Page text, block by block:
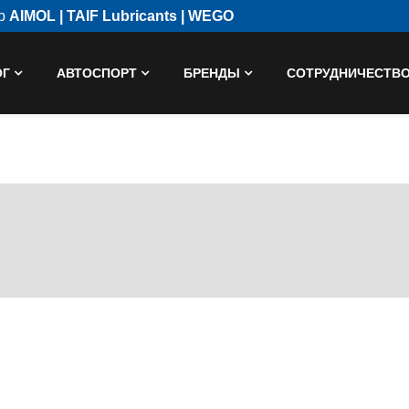
AIMOL | TAIF Lubricants | WEGO
АВТОСПОРТ БРЕНДЫ